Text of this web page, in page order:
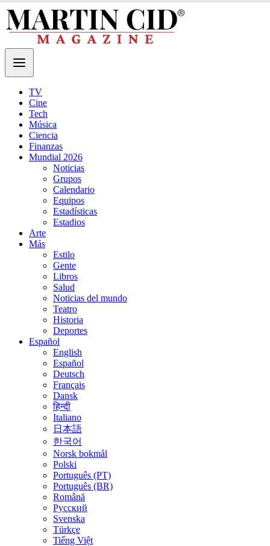
TV
Cine
Tech
Música
Ciencia
Finanzas
Mundial 2026
Noticias
Grupos
Calendario
Equipos
Estadísticas
Estadios
Arte
Más
Estilo
Gente
Libros
Salud
Noticias del mundo
Teatro
Historia
Deportes
Español
English
Español
Deutsch
Français
Dansk
हिन्दी
Italiano
日本語
한국어
Norsk bokmål
Polski
Português (PT)
Português (BR)
Română
Русский
Svenska
Türkçe
Tiếng Việt